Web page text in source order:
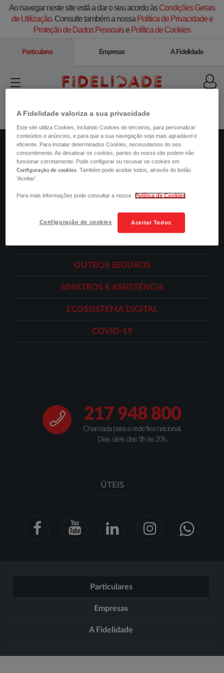
Ao navegar neste site está a dar o seu acordo àsCondições Gerais
de Utilização.Consulte também a nossa Política de Privacidade e
Proteção de Dados Pessoaise Política de Cookies
Particulares Empresas A Fidelidade
AUTO
PETS
POUPANÇA
OUTROS SEGUROS
SINISTROS E ASSISTÊNCIA
ECOSSISTEMA DIGITAL
COVID-19
217 948 800
Chamada para a rede fixa nacional.
Dias úteis das 9h às 20h.
ÚTEIS
Particulares
Empresas
A Fidelidade
A Fidelidade valoriza a sua privacidade
Este site utiliza Cookies, incluindo Cookies de terceiros, para personalizar
conteúdos e anúncios, e para que a sua navegação seja mais agradável e
eficiente. Para instalar determinados Cookies, necessitamos do seu
consentimento. Ao desativar os cookies, partes do nosso site podem não
funcionar corretamente. Pode configurar ou recusar os cookies em
Configuração de cookies . Também pode aceitar todos, através do botão
'Aceitar'.
Para mais informações pode consultar a nossa Política de Cookies
Aceitar Todos
Configuração de cookies